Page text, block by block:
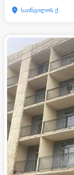
საინგილოს ქ.